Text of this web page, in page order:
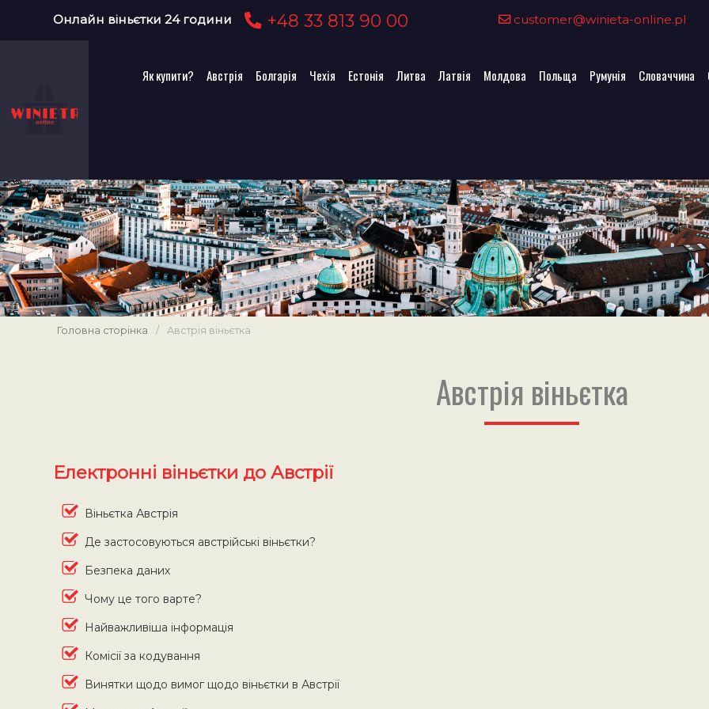
Онлайн віньєтки 24 години +48 33 813 90 00 customer@winieta-online.pl
Як купити? Австрія Болгарія Чехія Естонія Литва Латвія Молдова Польща Румунія Словаччина
Головна сторінка / Австрія віньєтка
Австрія віньєтка
Електронні віньєтки до Австрії
Віньєтка Австрія
Де застосовуються австрійські віньєтки?
Безпека даних
Чому це того варте?
Найважливіша інформація
Комісії за кодування
Винятки щодо вимог щодо віньєтки в Австрії